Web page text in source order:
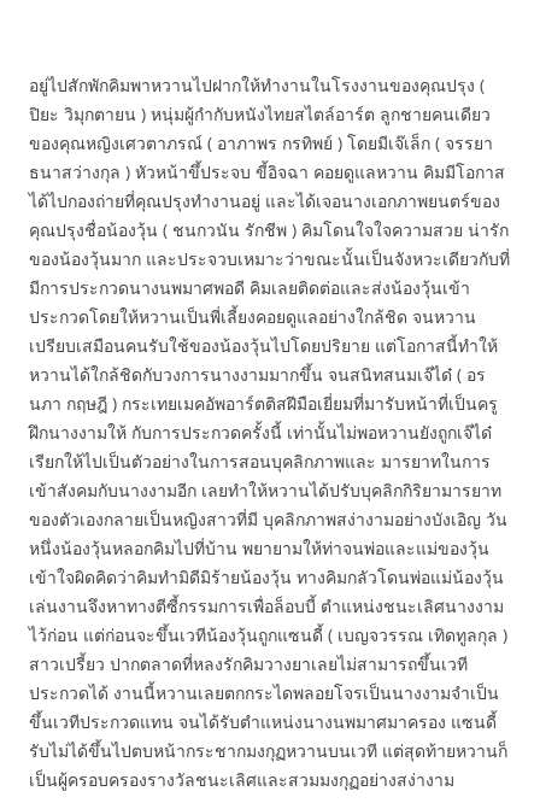
อยู่ไปสักพักคิมพาหวานไปฝากให้ทำงานในโรงงานของคุณปรุง (
ปิยะ วิมุกตายน ) หนุ่มผู้กำกับหนังไทยสไตล์อาร์ต ลูกชายคนเดียว
ของคุณหญิงเศวตาภรณ์ ( อาภาพร กรทิพย์ ) โดยมีเจ๊เล็ก ( จรรยา
ธนาสว่างกุล ) หัวหน้าขึ้ประจบ ขี้อิจฉา คอยดูแลหวาน คิมมีโอกาส
ได้ไปกองถ่ายที่คุณปรุงทำงานอยู่ และได้เจอนางเอกภาพยนตร์ของ
คุณปรุงชื่อน้องวุ้น ( ชนกวนัน รักชีพ ) คิมโดนใจใจความสวย น่ารัก
ของน้องวุ้นมาก และประจวบเหมาะว่าขณะนั้นเป็นจังหวะเดียวกับที่
มีการประกวดนางนพมาศพอดี คิมเลยติดต่อและส่งน้องวุ้นเข้า
ประกวดโดยให้หวานเป็นพี่เลี้ยงคอยดูแลอย่างใกล้ชิด จนหวาน
เปรียบเสมือนคนรับใช้ของน้องวุ้นไปโดยปริยาย แต่โอกาสนี้ทำให้
หวานได้ใกล้ชิดกับวงการนางงามมากขึ้น จนสนิทสนมเจ๊ได๋ ( อร
นภา กฤษฎี ) กระเทยเมคอัพอาร์ตติสฝีมือเยี่ยมที่มารับหน้าที่เป็นครู
ฝึกนางงามให้ กับการประกวดครั้งนี้ เท่านั้นไม่พอหวานยังถูกเจ๊ได๋
เรียกให้ไปเป็นตัวอย่างในการสอนบุคลิกภาพและ มารยาทในการ
เข้าสังคมกับนางงามอีก เลยทำให้หวานได้ปรับบุคลิกกิริยามารยาท
ของตัวเองกลายเป็นหญิงสาวที่มี บุคลิกภาพสง่างามอย่างบังเอิญ วัน
หนึ่งน้องวุ้นหลอกคิมไปที่บ้าน พยายามให้ท่าจนพ่อและแม่ของวุ้น
เข้าใจผิดคิดว่าคิมทำมิดีมิร้ายน้องวุ้น ทางคิมกลัวโดนพ่อแม่น้องวุ้น
เล่นงานจึงหาทางตีซี้กรรมการเพื่อล็อบบี้ ตำแหน่งชนะเลิศนางงาม
ไว้ก่อน แต่ก่อนจะขึ้นเวทีน้องวุ้นถูกแซนดี้ ( เบญจวรรณ เทิดทูลกุล )
สาวเปรี้ยว ปากตลาดที่หลงรักคิมวางยาเลยไม่สามารถขึ้นเวที
ประกวดได้ งานนี้หวานเลยตกกระไดพลอยโจรเป็นนางงามจำเป็น
ขึ้นเวทีประกวดแทน จนได้รับตำแหน่งนางนพมาศมาครอง แซนดี้
รับไม่ได้ขึ้นไปตบหน้ากระชากมงกุฏหวานบนเวที แต่สุดท้ายหวานก็
เป็นผู้ครอบครองรางวัลชนะเลิศและสวมมงกุฏอย่างสง่างาม